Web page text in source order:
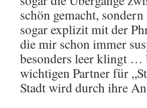
schön gemacht,
sogar explizit mit der
die mir schon immer
besonders leer klingt …
wichtigen Partner für
Stadt wird durch ihre